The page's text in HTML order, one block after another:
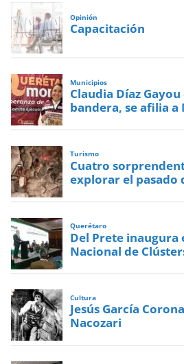
Opinión
Capacitación
Municipios
Claudia Díaz
bandera, se afilia a
Turismo
Cuatro
explorar el pasado
Querétaro
Del Prete inaugura
Nacional de
Cultura
Jesús García
Nacozari